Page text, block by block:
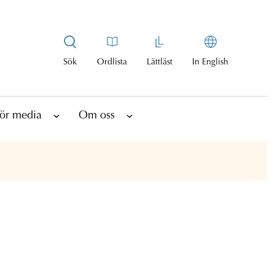
Sök Ordlista Lättläst In English
media Om oss